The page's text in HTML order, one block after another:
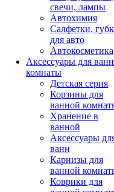
свечи, лампы
Автохимия
Салфетки,
для авто
Автокосметика
Аксессуары для
комнаты
Детская серия
Корзины для
ванной
Хранение в
ванной
Аксессуары
ванн
Карнизы для
ванной
Коврики для